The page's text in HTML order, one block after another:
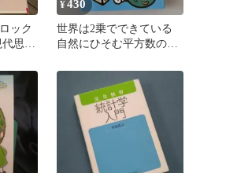
ック
思想
¥430
世界は2乗でできている
自然にひそむ平方数の不